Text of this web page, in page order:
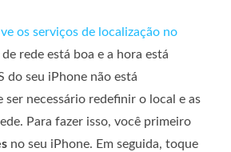
os serviços de localização no
rede está boa e a hora está
do seu iPhone não está
necessário redefinir o local e as
Para fazer isso, você primeiro
no seu iPhone. Em seguida, toque